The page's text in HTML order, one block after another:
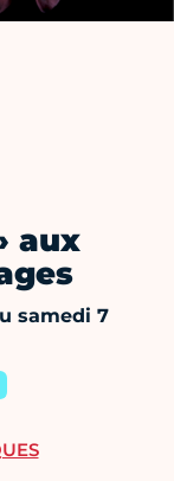
aux
samedi 7